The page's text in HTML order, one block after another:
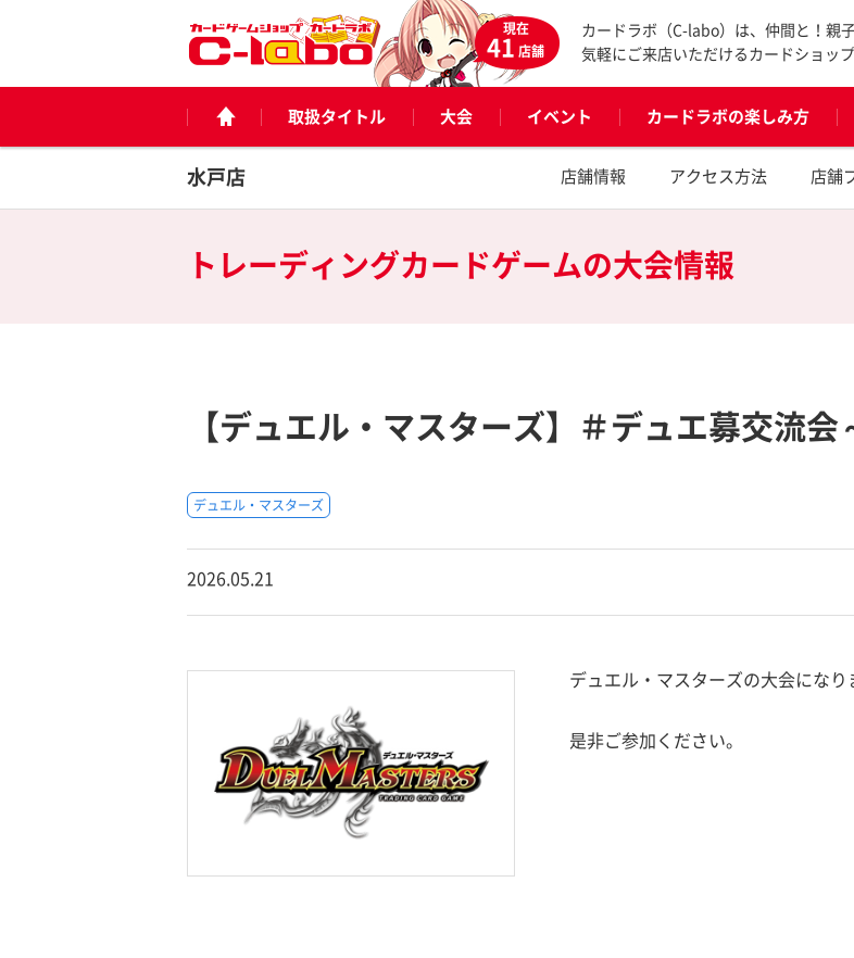
現在
41店舗
カードラボ（C-labo）は、仲間と！親
気軽にご来店いただけるカードショップ
取扱タイトル 大会 イベント カードラボの楽しみ方
水戸店 店舗情報 アクセス方法 店舗
トレーディングカードゲームの大会情報
【デュエル・マスターズ】＃デュエ募交流会
デュエル・マスターズ
2026.05.21
デュエル・マスターズの大会になり
是非ご参加ください。